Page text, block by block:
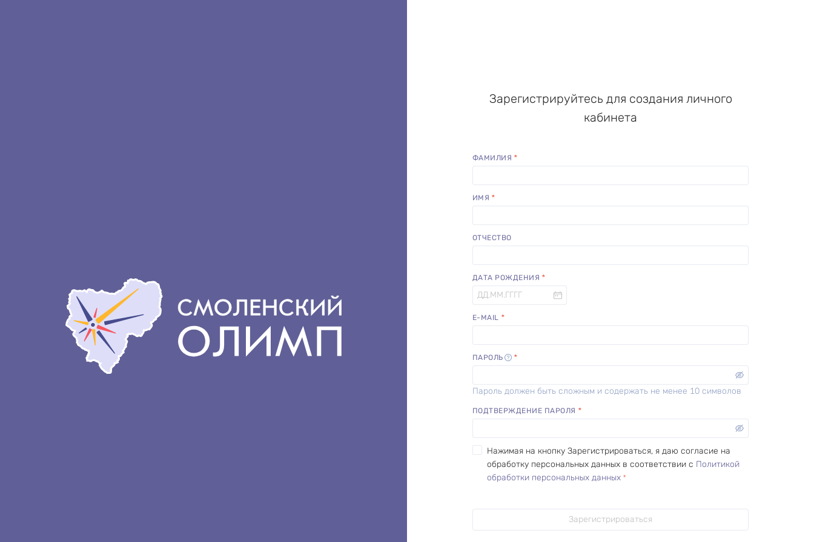
Зарегистрируйтесь для создания личного
кабинета
ФАМИЛИЯ
ИМЯ
ОТЧЕСТВО
ДАТА РОЖДЕНИЯ
E-MAIL
ПАРОЛЬ
Пароль должен быть сложным и содержать не менее 10 символов
ПОДТВЕРЖДЕНИЕ ПАРОЛЯ
Нажимая на кнопку Зарегистрироваться, я даю согласие на
обработку персональных данных в соответствии с Политикой
обработки персональных данных
Зарегистрироваться